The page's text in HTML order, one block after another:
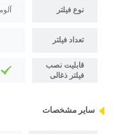
نوع فیلتر
تعداد فیلتر
قابلیت نصب
فیلتر ذغالی
سایر مشخصات